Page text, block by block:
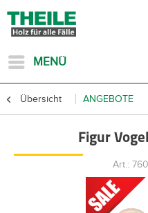
MENÜ
Übersicht ANGEBOTE
Figur
Art.: